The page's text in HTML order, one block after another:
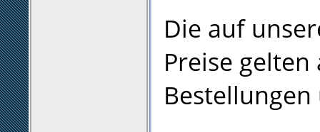
Die auf
Preise